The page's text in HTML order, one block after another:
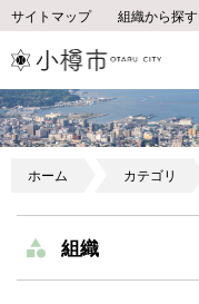
サイトマップ 組織から探す
ホーム カテゴリ
組織